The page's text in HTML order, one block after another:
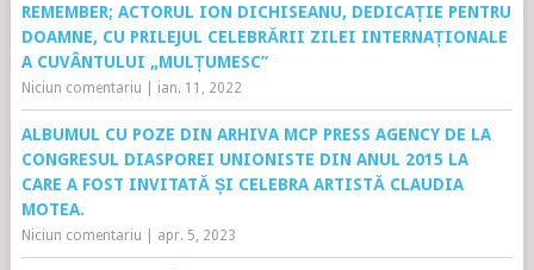
REMEMBER; ACTORUL ION DICHISEANU, DEDICAȚIE PENTRU
DOAMNE, CU PRILEJUL CELEBRĂRII ZILEI INTERNAȚIONALE
A CUVÂNTULUI „MULȚUMESC”
Niciun comentariu ian. 11, 2022
ALBUMUL CU POZE DIN ARHIVA MCP PRESS AGENCY DE LA
CONGRESUL DIASPOREI UNIONISTE DIN ANUL 2015 LA
CARE A FOST INVITATĂ ȘI CELEBRA ARTISTĂ CLAUDIA
MOTEA.
Niciun comentariu apr. 5, 2023